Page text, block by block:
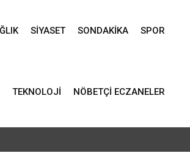
SIYASET SONDAKIKA SPOR
TEKNOLOJI NÖBETÇI ECZANELER